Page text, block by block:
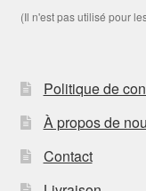
(Il n'est pas utilisé pour
Politique de
À propos de
Contact